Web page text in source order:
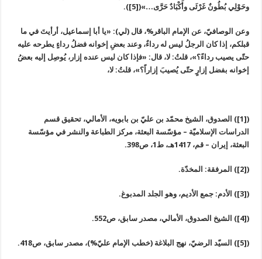
وحَوْلِي بُطُونٌ غَرْثَى وأَكْبَادٌ حَرَّى…»([5]).
وعن الوصافيّ، عن الإمام الباقر%، قال (لي): «يا أبا إسماعيل، أرأيتَ في ما
قبلكم، إذا كان الرجلُ ليس له رداءٌ، وعند بعضِ إخوانه فضلُ رداءٍ يطرحه عليه
حتّى يصيب رداءً؟»، قلتُ: لا، قال: «فإذا كان ليس عنده إزار، يُوصِل إليه بعضُ
إخوانه بفضل إزارٍ حتّى يُصيبَ إزاراً؟»، قلتُ: لا،
([1]) الصدوق، الشيخ محمّد بن عليّ بن بابويه، الأمالي، تحقيق قسم
الدراسات الإسلاميّة – مؤسّسة البعثة، مركز الطباعة والنشر في مؤسّسة
البعثة، إيران – قم، 1417هـ، ط1، ص398.
([2]) المرفقة: المخدّة.
([3]) الأدم: جمع الأديم، وهو الجلد المدبوغ.
([4]) الشيخ الصدوق، الأمالي، مصدر سابق، ص552.
([5]) السيّد الرضيّ، نهج البلاغة (خطب الإمام عليّ%)، مصدر سابق، ص418.